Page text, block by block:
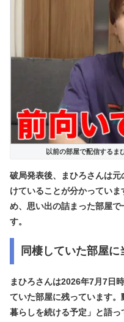
以前の部屋で配信するま
破局発表後、まひろさんは元
けていることが分かってい
め、思い出の詰まった部屋
す。
同棲していた部屋
まひろさんは2026年7月7日
ていた部屋に残っています
暮らしを続ける予定」と語